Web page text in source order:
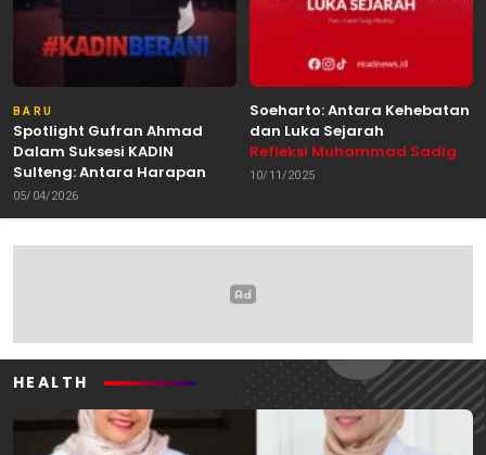
BARU
Spotlight Gufran Ahmad
Dalam Suksesi KADIN
Sulteng: Antara Harapan
dan Kebutuhan Perubahan
Oleh: Anshar Munir
05/04/2026
Soeharto: Antara Kehebatan
dan Luka Sejarah
Refleksi Muhammad Sadig
Alhabsyie, Akademisi UIN
Pemerhati Gerakan
10/11/2025
HEALTH